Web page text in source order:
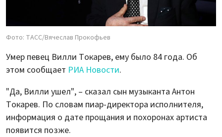
Фото: ТАСС/Вячеслав Прокофьев
Умер певец Вилли Токарев, ему было 84 года. Об
этом сообщает РИА Новости.
"Да, Вилли ушел", – сказал сын музыканта Антон
Токарев. По словам пиар-директора исполнителя,
информация о дате прощания и похоронах артиста
появится позже.